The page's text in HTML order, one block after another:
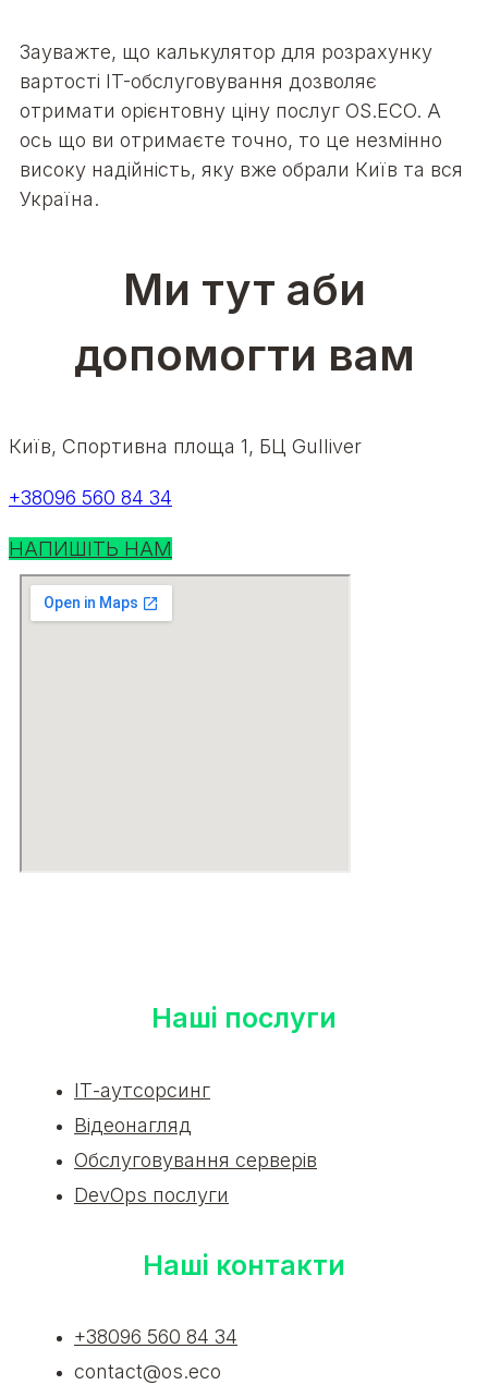
Зауважте, що калькулятор для розрахунку
вартості IT-обслуговування дозволяє
отримати орієнтовну ціну послуг OS.ECO. А
ось що ви отримаєте точно, то це незмінно
високу надійність, яку вже обрали Київ та вся
Україна.
Ми тут аби
допомогти вам
Київ, Спортивна площа 1, БЦ Gulliver
+38096 560 84 34
НАПИШІТЬ НАМ
Наші послуги
ІТ-аутсорсинг
Відеонагляд
Обслуговування серверів
DevOps послуги
Наші контакти
+38096 560 84 34
contact@os.eco